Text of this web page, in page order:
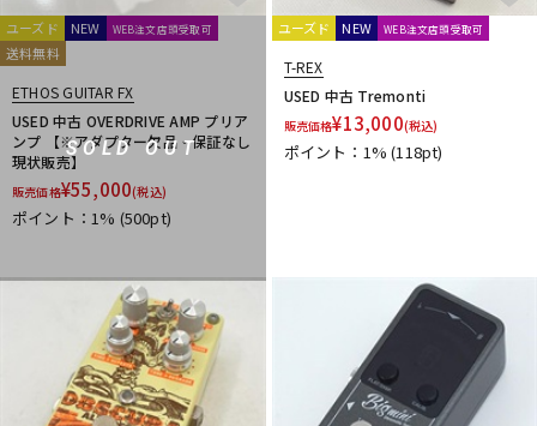
Free The Tone
Freedom Custom Guitar Research
Fret-Ware
FRIEDMAN friendly fire Fx
FRYER GUITARS
FUCHS
G
G2D Gamechanger | Audio GATOR GFISYSTEM
GRACE design
GREAT EASTERN FX GRECO
Greenchild
Greer Amps
Greuter Audio
H
Hermida Audio Technology
HORIZON DEVICES
HORNET DEVICE
HOTONE
Hughes&Kettner
HUMAN GEAR
Ibanez idea sound product IK Multimedia
Ikebe Original
SOLD OUT
ユーズド NEW WEB注文店頭受取可
送料無料
ETHOS GUITAR FX
USED 中古 OVERDRIVE AMP プリア
ンプ 【※アダプター欠品・保証なし
現状販売】
販売価格¥55,000(税込)
ポイント：1% (500pt)
ユーズド NEW WEB注文店頭受取可
T-REX
USED 中古 Tremonti
販売価格¥13,000(税込)
ポイント：1%(118pt)